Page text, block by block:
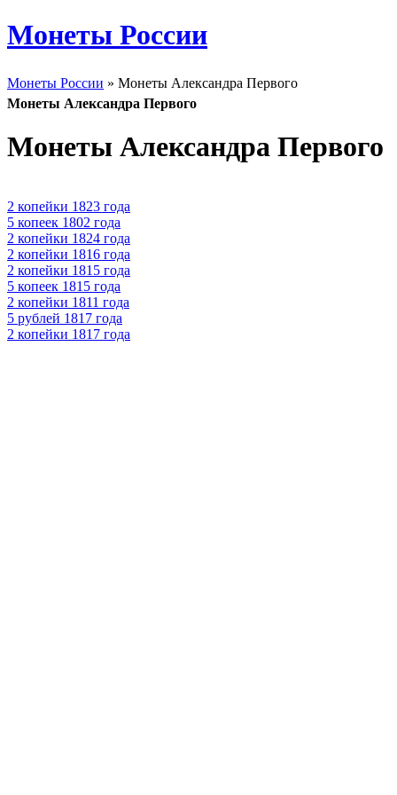
Монеты России
Монеты России » Монеты Александра Первого
Монеты Александра Первого
Монеты Александра Первого
2 копейки 1823 года
5 копеек 1802 года
2 копейки 1824 года
2 копейки 1816 года
2 копейки 1815 года
5 копеек 1815 года
2 копейки 1811 года
5 рублей 1817 года
2 копейки 1817 года